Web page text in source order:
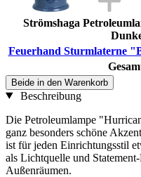
Strömshaga
Feuerhand Sturmlaterne
Beide in den Warenkorb
Beschreibung
Die Petroleumlampe
ganz besonders schöne
ist für jeden Einrichtungsstil
als Lichtquelle und
Außenräumen.